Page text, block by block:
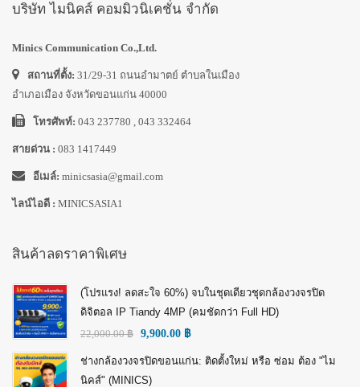
บริษัท ไมนิคส์ คอมมิวนิเคชั่น จำกัด
Minics Communication Co.,Ltd.
สถานที่ตั้ง: 31/29-31 ถนนอำมาตย์ ตำบลในเมือง
อำเภอเมือง จังหวัดขอนแก่น 40000
โทรศัพท์: 043 237780 , 043 332464
สายด่วน : 083 1417449
อีเมล์: minicsasia@gmail.com
ไลน์ไอดี : MINICSASIA1
สินค้าลดราคาพิเศษ
(โปรแรง! ลดสะใจ 60%) จบในชุดเดียวชุดกล้องวงจรปิด
ดิจิตอล IP Tiandy 4MP (คมชัดกว่า Full HD)
22,000.00฿ 9,900.00 ฿
ช่างกล้องวงจรปิดขอนแก่น: ติดตั้งใหม่ หรือ ซ่อม ต้อง "ไม
นิคส์" (MINICS)